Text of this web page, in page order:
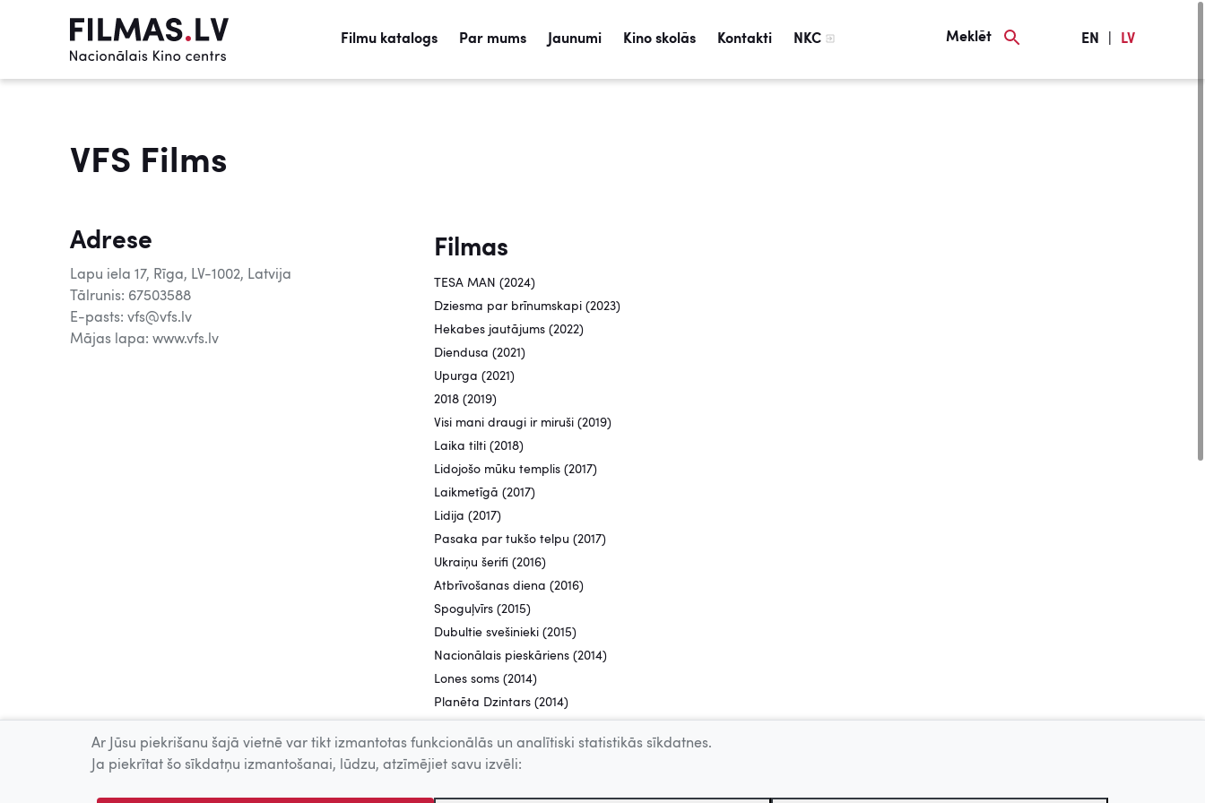
Filmu katalogs Par mums Jaunumi Kino skolās Kontakti NKC Meklēt EN LV
VFS Films
Adrese
Lapu iela 17, Rīga, LV-1002, Latvija
Tālrunis: 67503588
E-pasts: vfs@vfs.lv
Mājas lapa: www.vfs.lv
Filmas
TESA MAN (2024)
Dziesma par brīnumskapi (2023)
Hekabes jautājums (2022)
Diendusa (2021)
Upurga (2021)
2018 (2019)
Visi mani draugi ir miruši (2019)
Laika tilti (2018)
Lidojošo mūku templis (2017)
Laikmetīgā (2017)
Lidija (2017)
Pasaka par tukšo telpu (2017)
Ukraiņu šerifi (2016)
Atbrīvošanas diena (2016)
Spoguļvīrs (2015)
Dubultie svešinieki (2015)
Nacionālais pieskāriens (2014)
Lones soms (2014)
Planēta Dzintars (2014)
Mitrais (2013)
Sniegs (2012)
Dokumentālists (2012)
Ar Jūsu piekrišanu šajā vietnē var tikt izmantotas funkcionālās un analītiski statistikās sīkdatnes.
Ja piekrītat šo sīkdatņu izmantošanai, lūdzu, atzīmējiet savu izvēli: